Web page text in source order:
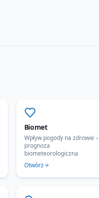
Biomet
Wpływ pogody na zdrowie –
prognoza
biometeorologiczna
Otwórz